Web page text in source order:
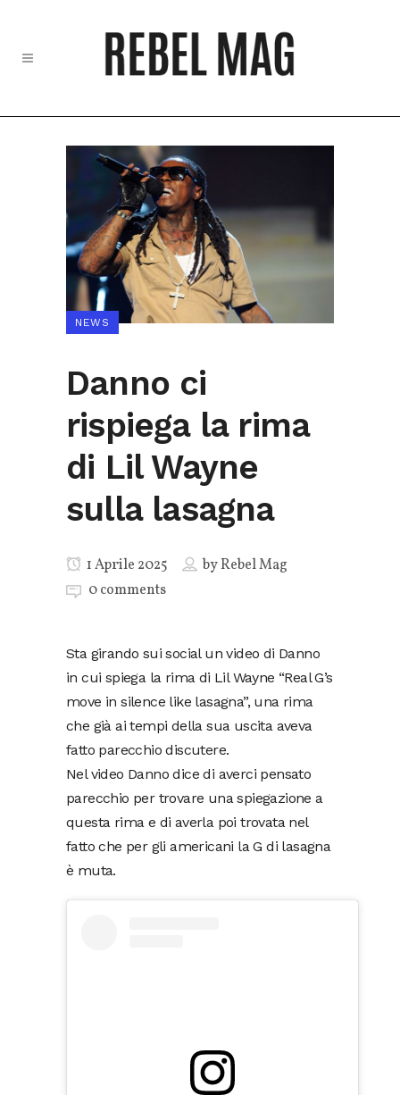
NEWS
Danno ci
rispiega la rima
di Lil Wayne
sulla lasagna
1 Aprile 2025 byRebel Mag
0 comments
Sta girando sui social un video di Danno
in cui spiega la rima di Lil Wayne “Real G’s
move in silence like lasagna”, una rima
che già ai tempi della sua uscita aveva
fatto parecchio discutere.
Nel video Danno dice di averci pensato
parecchio per trovare una spiegazione a
questa rima e di averla poi trovata nel
fatto che per gli americani la G di lasagna
è muta.